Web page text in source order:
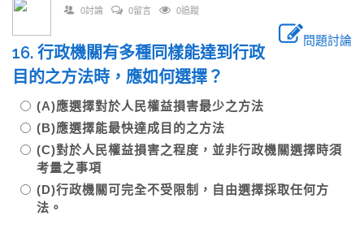
0討論 0留言 0追蹤
問題討論
16. 行政機關有多種同樣能達到行政
目的之方法時，應如何選擇？
(A)應選擇對於人民權益損害最少之方法
(B)應選擇能最快達成目的之方法
(C)對於人民權益損害之程度，並非行政機關選擇時須
考量之事項
(D)行政機關可完全不受限制，自由選擇採取任何方
法。